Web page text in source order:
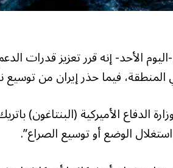
الأحد- إنه قرر تعزيز قدرات
المنطقة، فيما حذر إيران من
الدفاع الأميركية (البنتاغون)
الوضع أو توسيع الصراع”.